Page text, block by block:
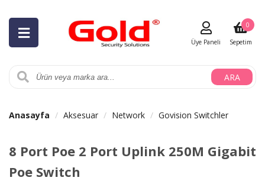
ARA
Üye Paneli Sepetim
0
Anasayfa Aksesuar Network Govision Switchler
8 Port Poe 2 Port Uplink 250M Gigabit
Poe Switch